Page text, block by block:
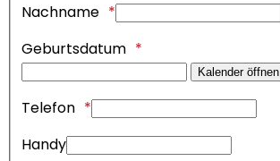
Nachname
Geburtsdatum
Kalender öffnen
Telefon
Handy